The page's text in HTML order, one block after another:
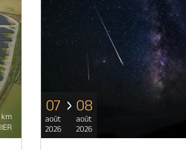
km
07
août
2026
08
août
2026